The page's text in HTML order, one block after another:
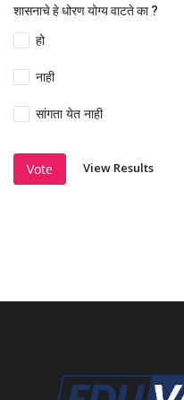
शासनाचे हे धोरण योग्य वाटते का ?
हो
नाही
सांगता येत नाही
Vote View Results